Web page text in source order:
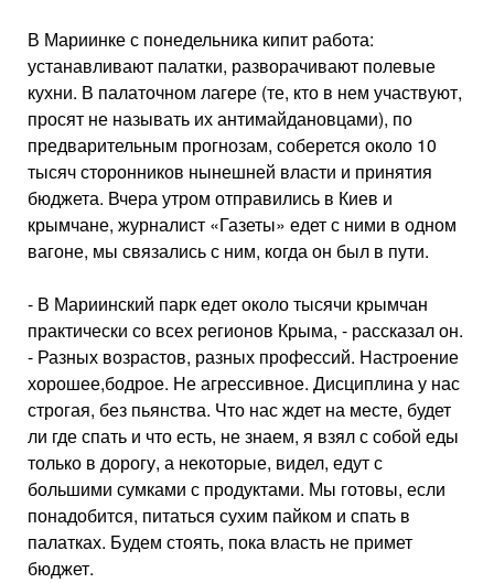
В Мариинке с понедельника кипит работа:
устанавливают палатки, раз­ворачивают полевые
кухни. В пала­точном лагере (те, кто в нем участвуют,
просят не называть их антимайдановцами), по
предварительным прогно­зам, соберется около 10
тысяч сторон­ников нынешней власти и принятия
бюджета. Вчера утром отправились в Киев и
крымчане, журналист «Газеты» едет с ними в одном
вагоне, мы связа­лись с ним, когда он был в пути.
- В Мариинский парк едет около тысячи крымчан
практически со всех регионов Крыма, - рассказал он.
- Разных возрастов, разных профессий. Настроение
хорошее,бодрое. Не агрессивное. Дисципли­на у нас
строгая, без пьянства. Что нас ждет на месте, будет
ли где спать и что есть, не знаем, я взял с собой еды
только в дорогу, а неко­торые, видел, едут с
большими сум­ками с продуктами. Мы готовы, если
понадобится, питаться сухим пай­ком и спать в
палатках. Будем сто­ять, пока власть не примет
бюджет.